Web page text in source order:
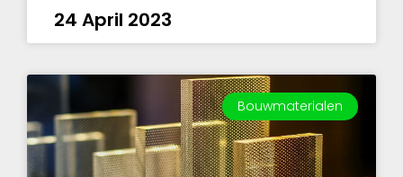
24 April 2023
Bouwmaterialen